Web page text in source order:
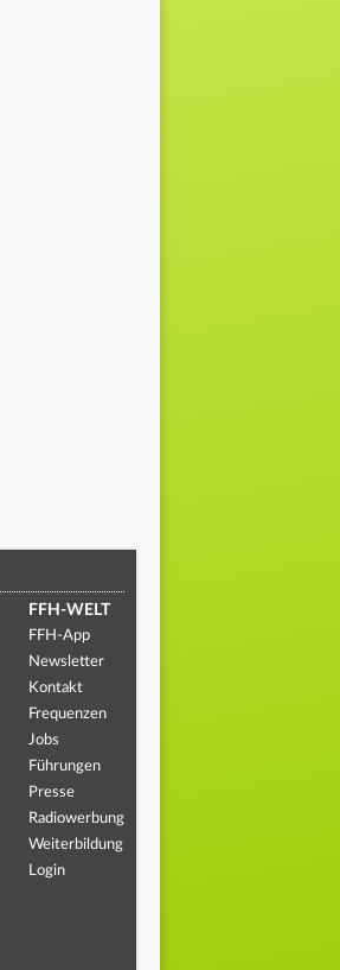
FFH-WELT
FFH-App
Newsletter
Kontakt
Frequenzen
Jobs
Führungen
Presse
Radiowerbung
Weiterbildung
Login